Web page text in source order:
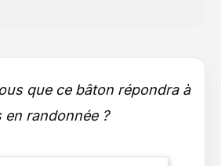
que ce bâton répondra à
en randonnée ?